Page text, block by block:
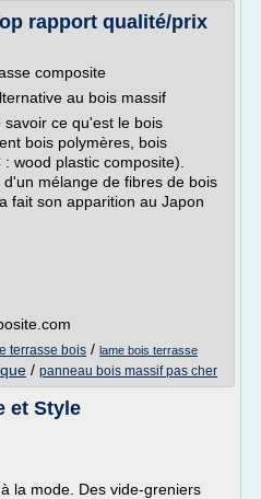
rapport qualité/prix
composite
au bois massif
ce qu'est le bois
bois polymères, bois
wood plastic composite).
mélange de fibres de bois
fait son apparition au Japon
terrasse bois / lame bois terrasse
/ panneau bois massif pas cher
et Style
la mode. Des vide-greniers